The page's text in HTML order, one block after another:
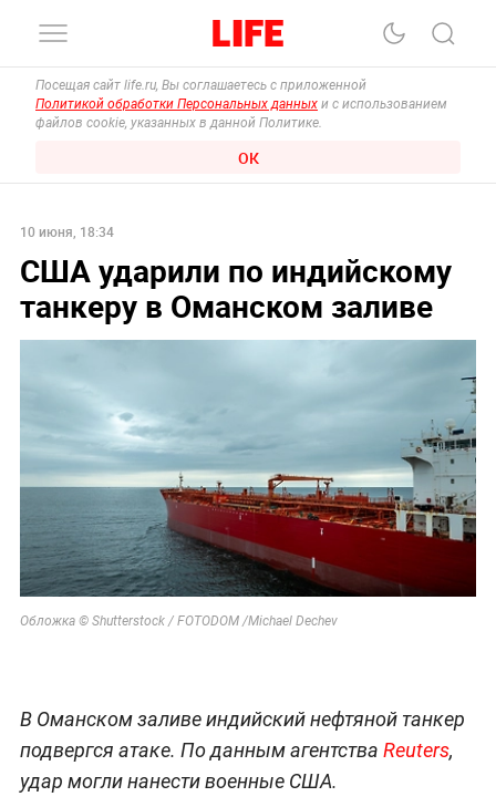
Посещая сайт life.ru, Вы соглашаетесь с приложенной
Политикой обработки Персональных данных и с использованием
файлов cookie, указанных в данной Политике.
ОК
10 июня, 18:34
США ударили по индийскому
танкеру в Оманском заливе
Обложка © Shutterstock / FOTODOM /Michael Dechev
В Оманском заливе индийский нефтяной танкер
подвергся атаке. По данным агентства Reuters,
удар могли нанести военные США.